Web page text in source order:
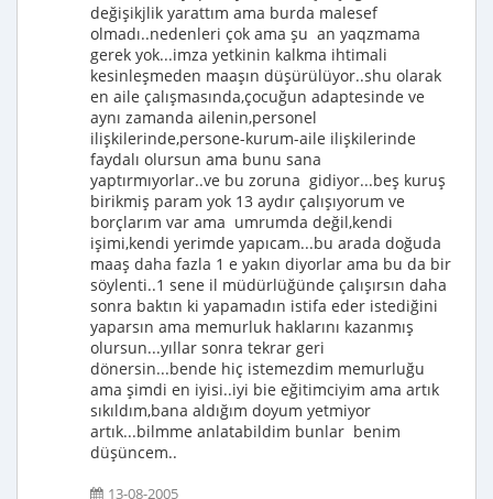
değişikjlik yarattım ama burda malesef
olmadı..nedenleri çok ama şu an yaqzmama
gerek yok...imza yetkinin kalkma ihtimali
kesinleşmeden maaşın düşürülüyor..shu olarak
en aile çalışmasında,çocuğun adaptesinde ve
aynı zamanda ailenin,personel
ilişkilerinde,persone-kurum-aile ilişkilerinde
faydalı olursun ama bunu sana
yaptırmıyorlar..ve bu zoruna gidiyor...beş kuruş
birikmiş param yok 13 aydır çalışıyorum ve
borçlarım var ama umrumda değil,kendi
işimi,kendi yerimde yapıcam...bu arada doğuda
maaş daha fazla 1 e yakın diyorlar ama bu da bir
söylenti..1 sene il müdürlüğünde çalışırsın daha
sonra baktın ki yapamadın istifa eder istediğini
yaparsın ama memurluk haklarını kazanmış
olursun...yıllar sonra tekrar geri
dönersin...bende hiç istemezdim memurluğu
ama şimdi en iyisi..iyi bie eğitimciyim ama artık
sıkıldım,bana aldığım doyum yetmiyor
artık...bilmme anlatabildim bunlar benim
düşüncem..
13-08-2005